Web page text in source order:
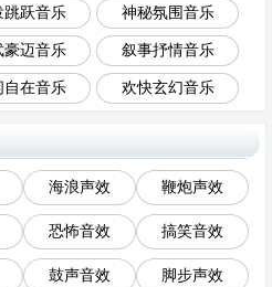
跳跃音乐 神秘氛围音乐
豪迈音乐 叙事抒情音乐
自在音乐 欢快玄幻音乐
海浪声效 鞭炮声效
恐怖音效 搞笑音效
鼓声音效 脚步声效